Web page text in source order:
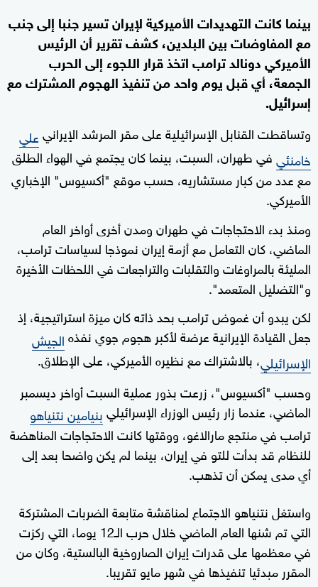
بينما كانت التهديدات الأميركية لإيران تسير جنبا إلى جنب
مع المفاوضات بين البلدين، كشف تقرير أن الرئيس
الأميركي دونالد ترامب اتخذ قرار اللجوء إلى الحرب
الجمعة، أي قبل يوم واحد من تنفيذ الهجوم المشترك مع
إسرائيل.
وتساقطت القنابل الإسرائيلية على مقر المرشد الإيرانيعلي
خامنئيفي طهران، السبت، بينما كان يجتمع في الهواء الطلق
مع عدد من كبار مستشاريه، حسب موقع "أكسيوس" الإخباري
الأميركي.
ومنذ بدء الاحتجاجات في طهران ومدن أخرى أواخر العام
الماضي، كان التعامل مع أزمة إيران نموذجا لسياسات ترامب،
المليئة بالمراوغات والتقلبات والتراجعات في اللحظات الأخيرة
و"التضليل المتعمد".
لكن يبدو أن غموض ترامب بحد ذاته كان ميزة استراتيجية، إذ
جعل القيادة الإيرانية عرضة لأكبر هجوم جوي نفذهالجيش
الإسرائيلي، بالاشتراك مع نظيره الأميركي، على الإطلاق.
وحسب "أكسيوس"، زرعت بذور عملية السبت أواخر ديسمبر
الماضي، عندما زار رئيس الوزراء الإسرائيليبنيامين نتنياهو
ترامب في منتجع مارالاغو، ووقتها كانت الاحتجاجات المناهضة
للنظام قد بدأت للتو في إيران، بينما لم يكن واضحا بعد إلى
أي مدى يمكن أن تذهب.
واستغل نتنياهو الاجتماع لمناقشة متابعة الضربات المشتركة
التي تم شنها العام الماضي خلال حرب الـ12 يوما، التي ركزت
في معظمها على قدرات إيران الصاروخية البالستية، وكان من
المقرر مبدئيا تنفيذها في شهر مايو تقريبا.